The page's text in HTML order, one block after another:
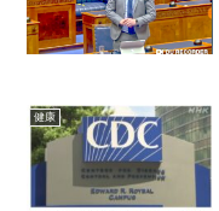
健康